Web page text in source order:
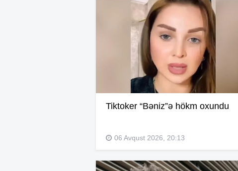
Tiktoker “Bəniz”ə hökm oxundu
06 Avqust 2026, 20:13